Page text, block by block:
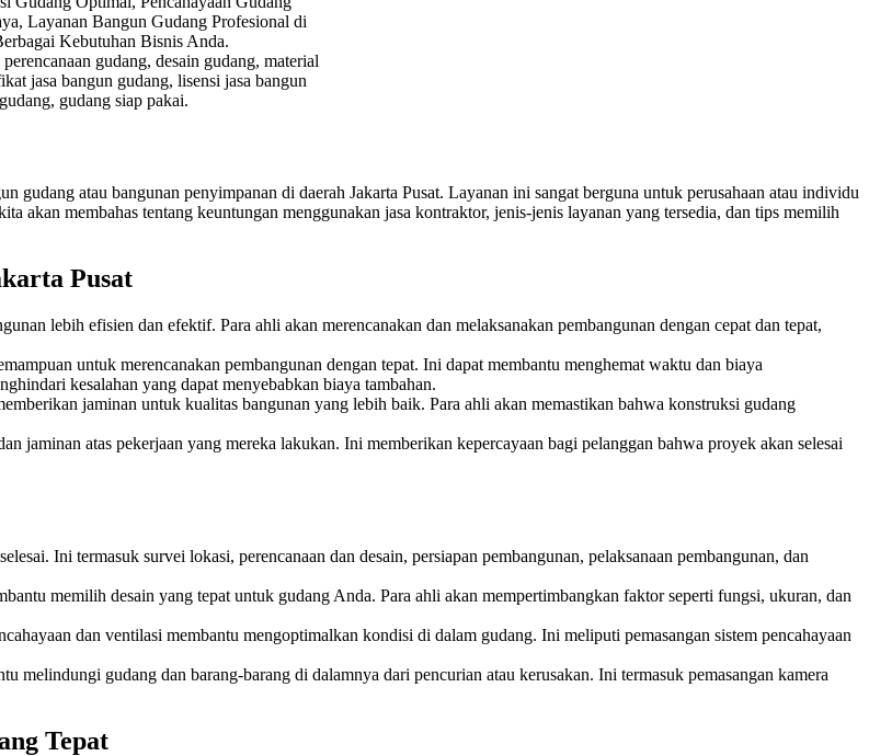
gudang, desain gudang, material
jasa bangun gudang, lisensi jasa bangun
gudang siap pakai.
gudang atau bangunan penyimpanan di daerah Jakarta Pusat. Layanan ini sangat berguna untuk perusahaan atau individu
akan membahas tentang keuntungan menggunakan jasa kontraktor, jenis-jenis layanan yang tersedia, dan tips memilih
Pusat
lebih efisien dan efektif. Para ahli akan merencanakan dan melaksanakan pembangunan dengan cepat dan tepat,
untuk merencanakan pembangunan dengan tepat. Ini dapat membantu menghemat waktu dan biaya
kesalahan yang dapat menyebabkan biaya tambahan.
jaminan untuk kualitas bangunan yang lebih baik. Para ahli akan memastikan bahwa konstruksi gudang
jaminan atas pekerjaan yang mereka lakukan. Ini memberikan kepercayaan bagi pelanggan bahwa proyek akan selesai
Ini termasuk survei lokasi, perencanaan dan desain, persiapan pembangunan, pelaksanaan pembangunan, dan
memilih desain yang tepat untuk gudang Anda. Para ahli akan mempertimbangkan faktor seperti fungsi, ukuran, dan
dan ventilasi membantu mengoptimalkan kondisi di dalam gudang. Ini meliputi pemasangan sistem pencahayaan
melindungi gudang dan barang-barang di dalamnya dari pencurian atau kerusakan. Ini termasuk pemasangan kamera
Tepat